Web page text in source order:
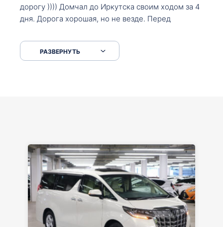
дорогу )))) Домчал до Иркутска своим ходом за 4
дня. Дорога хорошая, но не везде. Перед
серпантинах по пути следования.
РАЗВЕРНУТЬ